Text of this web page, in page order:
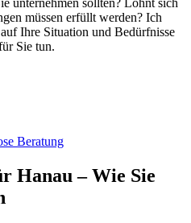
müssen erfüllt werden? Ich
Ihre Situation und Bedürfnisse
Sie tun.
Beratung
Hanau – Wie Sie